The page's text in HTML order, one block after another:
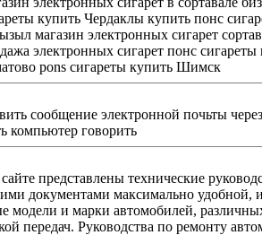
в астрахани
электронные сигареты Приозерное понс сигареты
pons сигареты купить Шимск
компьютер говорить
документами максимально удобной,
модели и марки автомобилей,
двигателями, с автоматической или ручной коробкой передач. Руководства